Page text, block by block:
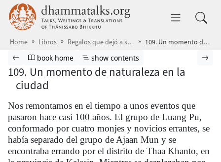
Skip to main content dhammatalks.org
Home Libros Regalos que dejó a su paso 109. Un momento de naturaleza en la ciudad
Browse book
Previous page
Go to book homepage
book home Show table of contents
show contents
109. Un momento de naturaleza en la
ciudad
Nos remontamos en el tiempo a unos eventos que
pasaron hace casi 100 años. El grupo de Luang Pu,
conformado por cuatro monjes y novicios errantes, se
había separado del grupo de Ajaan Mun y se
encontraba errando por el distrito de Thaa Khanto, en